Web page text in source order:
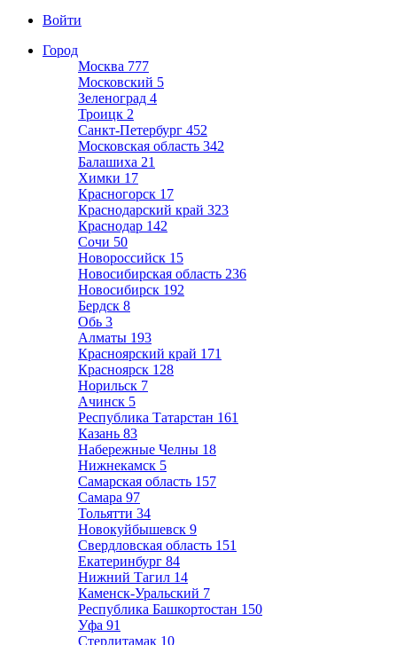
Войти
Город
Москва 777
Московский 5
Зеленоград 4
Троицк 2
Санкт-Петербург 452
Московская область 342
Балашиха 21
Химки 17
Красногорск 17
Краснодарский край 323
Краснодар 142
Сочи 50
Новороссийск 15
Новосибирская область 236
Новосибирск 192
Бердск 8
Обь 3
Алматы 193
Красноярский край 171
Красноярск 128
Норильск 7
Ачинск 5
Республика Татарстан 161
Казань 83
Набережные Челны 18
Нижнекамск 5
Самарская область 157
Самара 97
Тольятти 34
Новокуйбышевск 9
Свердловская область 151
Екатеринбург 84
Нижний Тагил 14
Каменск-Уральский 7
Республика Башкортостан 150
Уфа 91
Стерлитамак 10